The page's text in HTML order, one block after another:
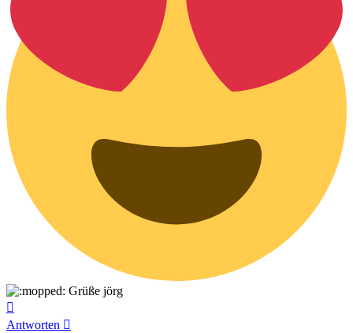
Grüße jörg
oben
Antworten